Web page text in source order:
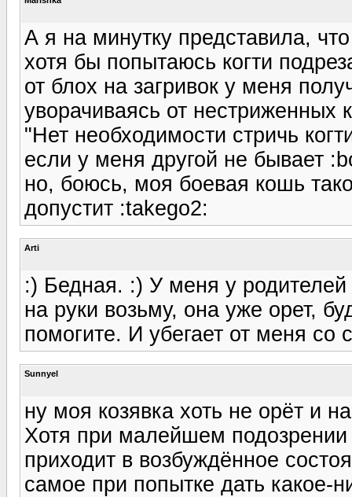
А я на минутку представила,
хотя бы попытаюсь когти
от блох на загривок у меня
уворачиваясь от нестриженных
"Нет необходимости стричь
если у меня другой не бывает
но, боюсь, моя боевая кошь
допустит :takego2:
Arti
:) Бедная. :) У меня у
на руки возьму, она уже орет,
помогите. И убегает от меня со
Sunnyel
ну моя козявка хоть не орёт и
Хотя при малейшем
приходит в возбуждённое
самое при попытке дать какое-